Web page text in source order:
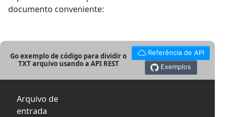
documento conveniente:
Go exemplo de código para dividir o
TXT arquivo usando a API REST
Referência de API
Exemplos
Arquivo de
entrada